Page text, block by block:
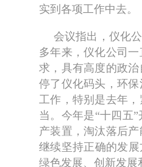
实到各项工作中去。
会议指出，仪化
多年来，仪化公司
求，具有高度的政
停了仪化码头，环
工作，特别是去年
当。今年是“十四五
产装置，淘汰落后
继续坚持正确的发
绿色发展、创新发展